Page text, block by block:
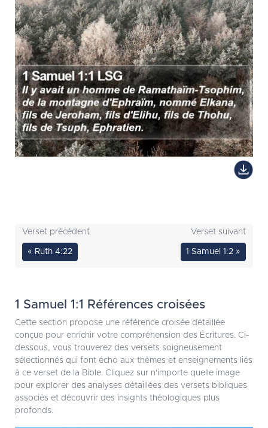
Verset précédent
« Ruth 4:22
Verset suivant
1 Samuel 1:2 »
1 Samuel 1:1 Références croisées
Cette section propose une référence croisée détaillée
conçue pour enrichir votre compréhension des Écritures. Ci-
dessous, vous trouverez des versets soigneusement
sélectionnés qui font écho aux thèmes et enseignements liés
à ce verset de la Bible. Cliquez sur n'importe quelle image
pour explorer des analyses détaillées des versets bibliques
associés et découvrir des insights théologiques plus
profonds.